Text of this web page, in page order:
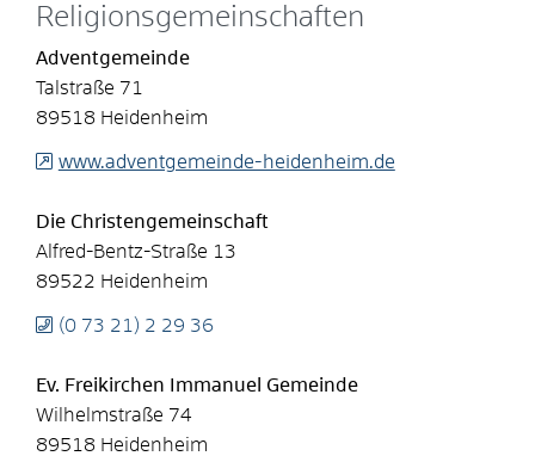
Religionsgemeinschaften
Adventgemeinde
Talstraße 71
89518 Heidenheim
www.adventgemeinde-heidenheim.de
Die Christengemeinschaft
Alfred-Bentz-Straße 13
89522 Heidenheim
(0 73 21) 2 29 36
Ev. Freikirchen Immanuel Gemeinde
Wilhelmstraße 74
89518 Heidenheim